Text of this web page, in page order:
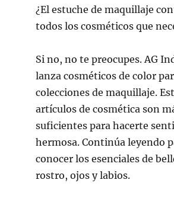
¿El estuche de maquillaje
todos los cosméticos que
Si no, no te preocupes. AG
lanza cosméticos de color
colecciones de maquillaje.
artículos de cosmética son
suficientes para hacerte
hermosa. Continúa leyendo
conocer los esenciales de
rostro, ojos y labios.